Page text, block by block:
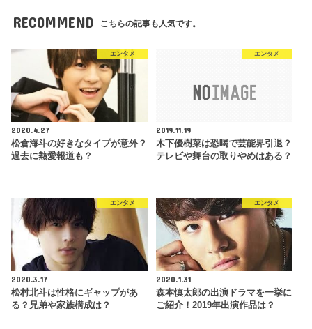
RECOMMEND こちらの記事も人気です。
エンタメ
2020.4.27
松倉海斗の好きなタイプが意外？
過去に熱愛報道も？
エンタメ
2019.11.19
木下優樹菜は恐喝で芸能界引退？
テレビや舞台の取りやめはある？
エンタメ
2020.3.17
松村北斗は性格にギャップがあ
る？兄弟や家族構成は？
エンタメ
2020.1.31
森本慎太郎の出演ドラマを一挙に
ご紹介！2019年出演作品は？